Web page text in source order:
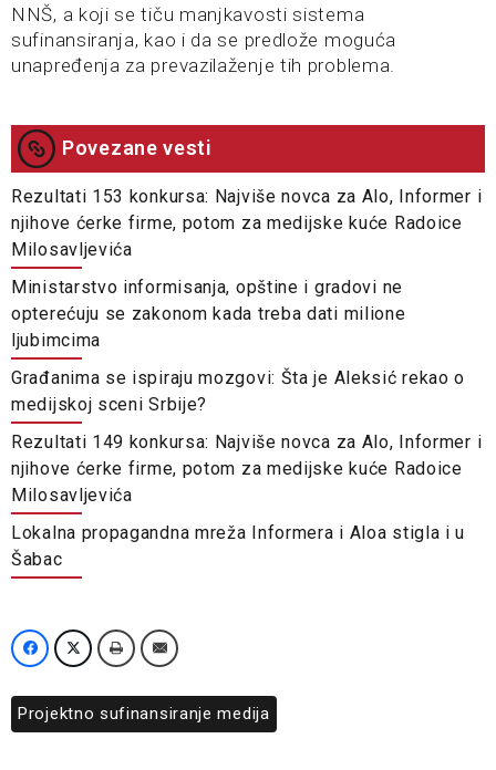
NNŠ, a koji se tiču manjkavosti sistema
sufinansiranja, kao i da se predlože moguća
unapređenja za prevazilaženje tih problema.
Povezane vesti
Rezultati 153 konkursa: Najviše novca za Alo, Informer i
njihove ćerke firme, potom za medijske kuće Radoice
Milosavljevića
Ministarstvo informisanja, opštine i gradovi ne
opterećuju se zakonom kada treba dati milione
ljubimcima
Građanima se ispiraju mozgovi: Šta je Aleksić rekao o
medijskoj sceni Srbije?
Rezultati 149 konkursa: Najviše novca za Alo, Informer i
njihove ćerke firme, potom za medijske kuće Radoice
Milosavljevića
Lokalna propagandna mreža Informera i Aloa stigla i u
Šabac
Projektno sufinansiranje medija